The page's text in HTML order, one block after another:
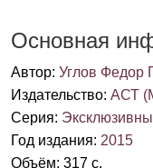
Основная
Автор: Углов Федор
Издательство: АСТ
Серия:
Год издания: 2015
Объём: 317 с.